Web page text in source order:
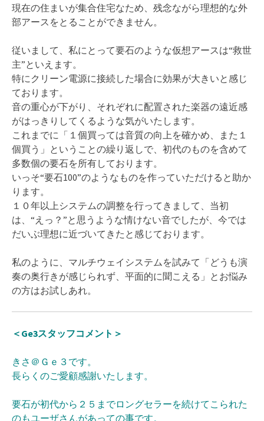
現在の住まいが集合住宅なため、残念ながら理想的な外
部アースをとることができません。
従いまして、私にとって要石のような仮想アースは“救世
主”といえます。
特にクリーン電源に接続した場合に効果が大きいと感じ
ております。
音の重心が下がり、それぞれに配置された楽器の遠近感
がはっきりしてくるような気がいたします。
これまでに「１個買っては音質の向上を確かめ、また１
個買う」ということの繰り返しで、初代のものを含めて
多数個の要石を所有しております。
いっそ“要石100”のようなものを作っていただけると助か
ります。
１０年以上システムの調整を行ってきまして、当初
は、“えっ？”と思うような情けない音でしたが、今では
だいぶ理想に近づいてきたと感じております。
私のように、マルチウェイシステムを試みて「どうも演
奏の奥行きが感じられず、平面的に聞こえる」とお悩み
の方はお試しあれ。
＜Ge3スタッフコメント＞
きさ＠Ｇｅ３です。
長らくのご愛顧感謝いたします。
要石が初代から２５までロングセラーを続けてこられた
のもユーザさんがあっての事です。